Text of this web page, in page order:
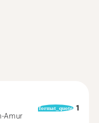
Amur
format_quote 1